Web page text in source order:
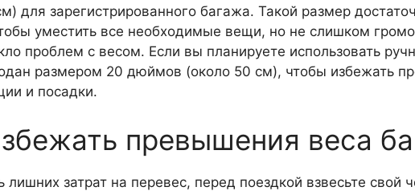
для зарегистрированного багажа. Такой размер
уместить все необходимые вещи, но не слишком
проблем с весом. Если вы планируете использовать
размером 20 дюймов (около 50 см), чтобы избежать
и посадки.
превышения веса
лишних затрат на перевес, перед поездкой взвесьте свой